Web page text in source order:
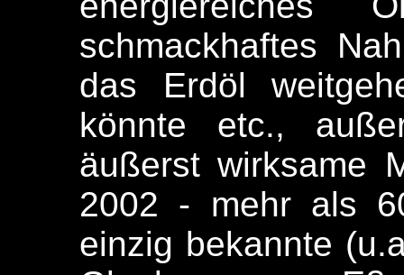
schmackhaftes
das Erdöl
könnte etc.,
äußerst wirksame
2002 - mehr als
einzig bekannte